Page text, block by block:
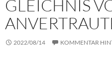
GLEICHNIS
2022/08/14 KOMMENTAR